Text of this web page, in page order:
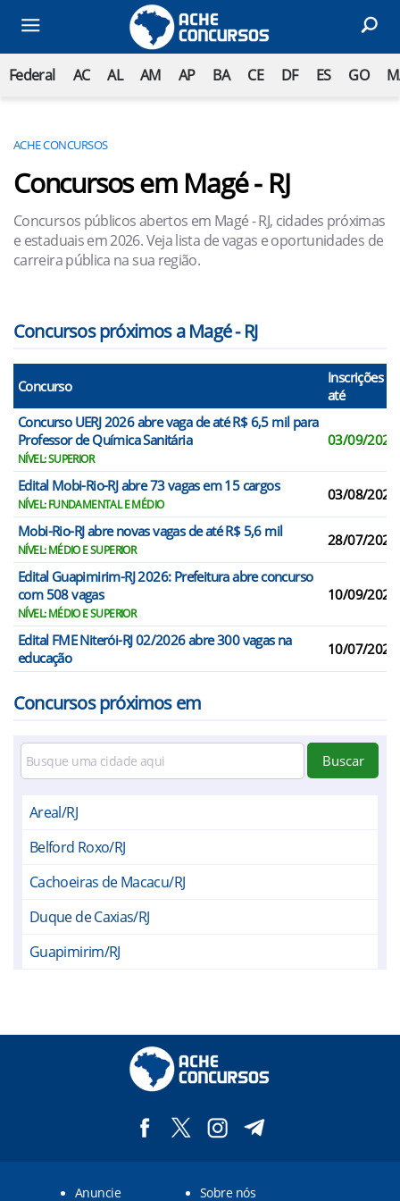
Federal AC AL AM AP BA CE DF ES GO
ACHE CONCURSOS
Concursos em Magé - RJ
Concursos públicos abertos em Magé - RJ, cidades próximas
e estaduais em 2026. Veja lista de vagas e oportunidades de
carreira pública na sua região.
Concursos próximos a Magé - RJ
Concurso
Inscrições
até
Concurso UERJ 2026 abre vaga de até R$ 6,5 mil para
Professor de Química Sanitária
NÍVEL: SUPERIOR
03/09/2026
Edital Mobi-Rio-RJ abre 73 vagas em 15 cargos
NÍVEL: FUNDAMENTAL E MÉDIO
03/08/2026
Mobi-Rio-RJ abre novas vagas de até R$ 5,6 mil
NÍVEL: MÉDIO E SUPERIOR
28/07/2026
Edital Guapimirim-RJ 2026: Prefeitura abre concurso
com 508 vagas
NÍVEL: MÉDIO E SUPERIOR
10/09/2026
Edital FME Niterói-RJ 02/2026 abre 300 vagas na
educação
10/07/2026
Concursos próximos em
Buscar
Areal/RJ
Belford Roxo/RJ
Cachoeiras de Macacu/RJ
Duque de Caxias/RJ
Guapimirim/RJ
Nova Iguaçu/RJ
Anuncie Sobre nós